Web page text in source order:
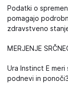
Podatki o
pomagajo
zdravstveno
MERJENJE
Ura Instinct E
podnevi in